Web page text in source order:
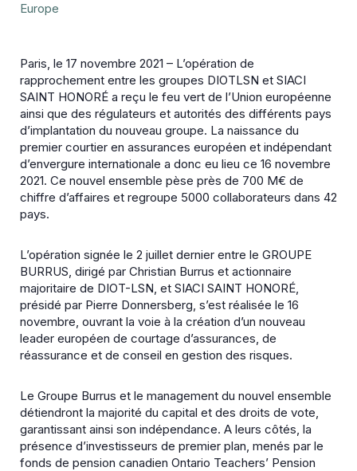
Europe
Paris, le 17 novembre 2021 – L’opération de
rapprochement entre les groupes DIOTLSN et SIACI
SAINT HONORÉ a reçu le feu vert de l’Union européenne
ainsi que des régulateurs et autorités des différents pays
d’implantation du nouveau groupe. La naissance du
premier courtier en assurances européen et indépendant
d’envergure internationale a donc eu lieu ce 16 novembre
2021. Ce nouvel ensemble pèse près de 700 M€ de
chiffre d’affaires et regroupe 5000 collaborateurs dans 42
pays.
L’opération signée le 2 juillet dernier entre le GROUPE
BURRUS, dirigé par Christian Burrus et actionnaire
majoritaire de DIOT-LSN, et SIACI SAINT HONORÉ,
présidé par Pierre Donnersberg, s’est réalisée le 16
novembre, ouvrant la voie à la création d’un nouveau
leader européen de courtage d’assurances, de
réassurance et de conseil en gestion des risques.
Le Groupe Burrus et le management du nouvel ensemble
détiendront la majorité du capital et des droits de vote,
garantissant ainsi son indépendance. A leurs côtés, la
présence d’investisseurs de premier plan, menés par le
fonds de pension canadien Ontario Teachers’ Pension